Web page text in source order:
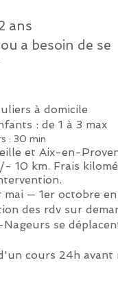
ans
a besoin de se
à domicile
: de 1 à 3 max
: 30 min
et Aix-en-
10 km. Frais
mai — 1er octobre
des rdv sur
se
cours 24h avant